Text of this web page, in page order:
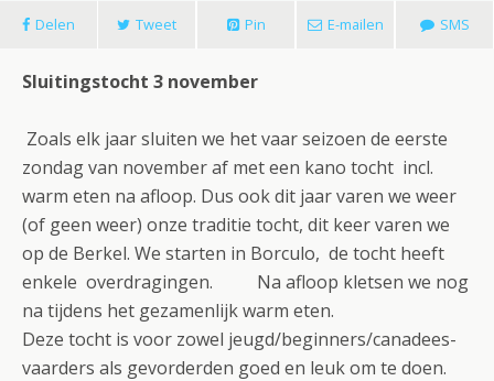
Delen Tweet Pin E-mailen SMS
Sluitingstocht 3 november
Zoals elk jaar sluiten we het vaar seizoen de eerste
zondag van november af met een kano tocht incl.
warm eten na afloop. Dus ook dit jaar varen we weer
(of geen weer) onze traditie tocht, dit keer varen we
op de Berkel. We starten in Borculo, de tocht heeft
enkele overdragingen. Na afloop kletsen we nog
na tijdens het gezamenlijk warm eten.
Deze tocht is voor zowel jeugd/beginners/canadees-
vaarders als gevorderden goed en leuk om te doen.